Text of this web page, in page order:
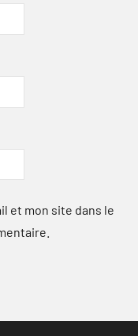
et mon site dans le